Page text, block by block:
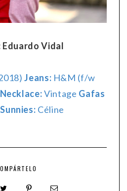
Eduardo Vidal
Jeans: H&M (f/w
Vintage Gafas
Céline